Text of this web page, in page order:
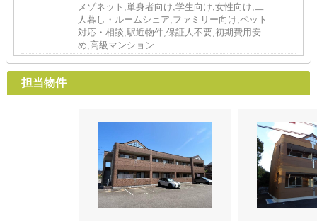
メゾネット,単身者向け,学生向け,女性向け,二
人暮し・ルームシェア,ファミリー向け,ペット
対応・相談,駅近物件,保証人不要,初期費用安
め,高級マンション
担当物件